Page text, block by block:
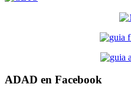
ADAD en Facebook